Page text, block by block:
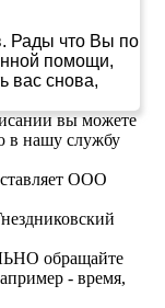
Рады что Вы по
помощи,
вас снова,
вы можете
в нашу службу
ООО
обращайте
- время,